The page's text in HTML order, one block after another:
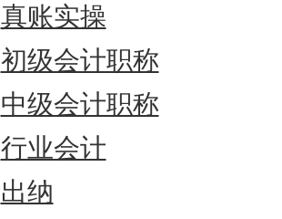
真账实操
初级会计职称
中级会计职称
行业会计
出纳